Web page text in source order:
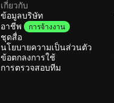
เกี่ยวกับ
ข้อมูลบริษัท
อาชีพ
การจ้างงาน
ชุดสื่อ
นโยบายความเป็นส่วนตัว
ข้อตกลงการใช้
การตรวจสอบทีม